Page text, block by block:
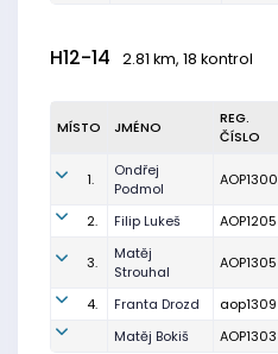
H12-14 2.81 km, 18 kontrol
MÍSTO JMÉNO
REG.
ČÍSLO
1.
Ondřej
Podmol
AOP1300
2. Filip Lukeš AOP1205
3.
Matěj
Strouhal
AOP1305
4. Franta Drozd aop1309
Matěj Bokiš
AOP1303